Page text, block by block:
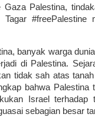
Palestina,
#freePalestine
banyak warga
di Palestina.
tidak sah atas
bahwa Palestina
Israel terhadap
sebagian besar